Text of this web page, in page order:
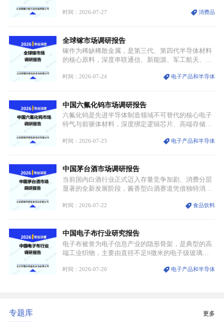
服不再局限于传统节日、古风活动等小众场景，逐步
重要载体。同时，行业标准落地、生产技术升级、原
创设计能力提升，进一步夯实产业发展根基，吸引传
统服饰品牌、文旅企业等跨界入局，市场活力持续释
时间：2026-07-27 消费品
全球镓市场调研报告
镓作为稀缺稀散金属，是第三代、第四代半导体材料
的核心原料，深度串联通信、新能源、军工航天、光
与大国科技博弈的关键战略资源。镓并非传统大宗金
领域渗透”的战略体系，成为全球科技产业运转的刚
需资源。
时间：2026-07-24 电子产品和半导体
中国六氟化钨市场调研报告
六氟化钨是先进半导体制造领域不可替代的核心电子
特气与前驱体材料，深度绑定逻辑芯片、高端存储芯
沉积（CVD）、原子层沉积（ALD）工艺专用前驱体
密制造流程。
时间：2026-07-23 电子产品和半导体
中国茅台酒市场调研报告
当前国内白酒行业正式迈入存量竞争加剧、消费分层
显著的全新发展阶段，酱香型白酒赛道凭借独特消费
道。贵州茅台凭借独一无二的核心产区壁垒、刚性产
业。
时间：2026-07-22 食品饮料
中国电子布行业研究报告
电子布被誉为电子信息产业的隐形骨架，是典型的高
端工业织物，主要由直径不足9微米的电子级玻璃纤
生产制造过程中不可或缺的核心基材。电子布具备高
时间：2026-07-20 电子产品和半导体
专题库 更多